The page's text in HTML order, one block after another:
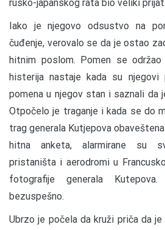
rusko-japanskog rata bio veliki
Iako je njegovo odsustvo na
čuđenje, verovalo se da je ostao
hitnim poslom. Pomen se
histerija nastaje kada su
pomena u njegov stan i saznali da
Otpočelo je traganje i kada se do
trag generala Kutjepova
hitna anketa, alarmirane su
pristaništa i aerodromi u
fotografije generala
bezuspešno.
Ubrzo je počela da kruži priča da